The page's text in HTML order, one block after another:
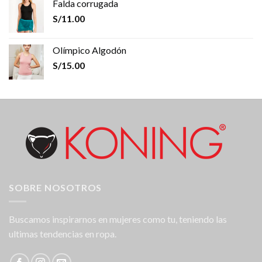
Falda corrugada
S/11.00
Olímpico Algodón
S/15.00
SOBRE NOSOTROS
Buscamos inspirarnos en mujeres como tu, teniendo las
ultimas tendencias en ropa.